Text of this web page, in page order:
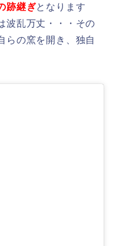
跡継ぎとなります
波乱万丈・・・その
らの窯を開き、独自